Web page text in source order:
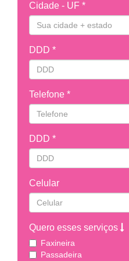
Cidade - UF *
DDD *
Telefone *
DDD *
Celular
Quero esses serviços
Faxineira
Passadeira